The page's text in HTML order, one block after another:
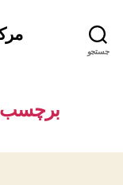
جستجو